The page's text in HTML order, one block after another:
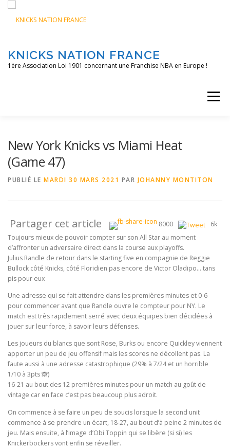
contenu
KNICKS NATION FRANCE
1ère Association Loi 1901 concernant une Franchise NBA en Europe !
Menu
New York Knicks vs Miami Heat
(Game 47)
PUBLIÉ LE MARDI 30 MARS 2021 PAR JOHANNY MONTITON
Partager cet article 8000
6k
Toujours mieux de pouvoir compter sur son All Star au moment
d’affronter un adversaire direct dans la course aux playoffs.
Julius Randle de retour dans le starting five en compagnie de Reggie
Bullock côté Knicks, côté Floridien pas encore de Victor Oladipo… tans
pis pour eux
Une adresse qui se fait attendre dans les premières minutes et 0-6
pour commencer avant que Randle ouvre le compteur pour NY. Le
match est très rapidement serré avec deux équipes bien décidées à
jouer sur leur force, à savoir leurs défenses.
Les joueurs du blancs que sont Rose, Burks ou encore Quickley viennent
apporter un peu de jeu offensif mais les scores ne décollent pas. La
faute aussi à une adresse catastrophique (29% à 7/24 et un horrible
1/10 à 3pts 🙈)
16-21 au bout des 12 premières minutes pour un match au goût de
vintage car en face c’est pas beaucoup plus adroit.
On commence à se faire un peu de soucis lorsque la second unit
commence à se prendre un écart, 18-27, au bout d’à peine 2 minutes de
jeu. Mais ensuite, à l’image d’Obi Toppin qui se libère (si si) les
Knickerbockers vont enfin se réveiller.